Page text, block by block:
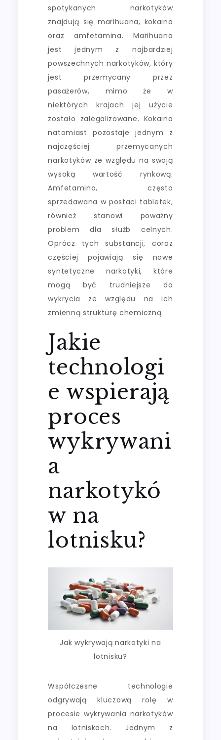
spotykanych narkotyków
znajdują się marihuana, kokaina
oraz amfetamina. Marihuana
jest jednym z najbardziej
powszechnych narkotyków, który
jest przemycany przez
pasażerów, mimo że w
niektórych krajach jej użycie
zostało zalegalizowane. Kokaina
natomiast pozostaje jednym z
najczęściej przemycanych
narkotyków ze względu na swoją
wysoką wartość rynkową.
Amfetamina, często
sprzedawana w postaci tabletek,
również stanowi poważny
problem dla służb celnych.
Oprócz tych substancji, coraz
częściej pojawiają się nowe
syntetyczne narkotyki, które
mogą być trudniejsze do
wykrycia ze względu na ich
zmienną strukturę chemiczną.
Jakie
technologi
e wspierają
proces
wykrywani
a
narkotykó
w na
lotnisku?
Jak wykrywają narkotyki na
lotnisku?
Współczesne technologie
odgrywają kluczową rolę w
procesie wykrywania narkotyków
na lotniskach. Jednym z